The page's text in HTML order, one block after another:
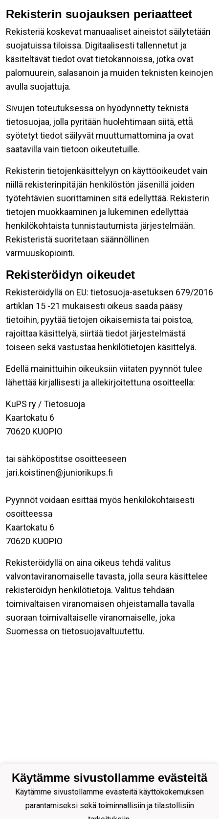
Rekisterin suojauksen periaatteet
Rekisteriä koskevat manuaaliset aineistot säilytetään
suojatuissa tiloissa. Digitaalisesti tallennetut ja
käsiteltävät tiedot ovat tietokannoissa, jotka ovat
palomuurein, salasanoin ja muiden teknisten keinojen
avulla suojattuja.
Sivujen toteutuksessa on hyödynnetty teknistä
tietosuojaa, jolla pyritään huolehtimaan siitä, että̈
syötetyt tiedot säilyvät muuttumattomina ja ovat
saatavilla vain tietoon oikeutetuille.
Rekisterin tietojenkäsittelyyn on käyttöoikeudet vain
niillä rekisterinpitäjän henkilöstön jäsenillä joiden
työtehtävien suorittaminen sitä edellyttää. Rekisterin
tietojen muokkaaminen ja lukeminen edellyttää
henkilökohtaista tunnistautumista järjestelmään.
Rekisteristä suoritetaan säännöllinen
varmuuskopiointi.
Rekisteröidyn oikeudet
Rekisteröidyllä on EU: tietosuoja-asetuksen 679/2016
artiklan 15 -21 mukaisesti oikeus saada pääsy
tietoihin, pyytää tietojen oikaisemista tai poistoa,
rajoittaa käsittelyä, siirtää tiedot järjestelmästä
toiseen sekä vastustaa henkilötietojen käsittelyä.
Edellä mainittuihin oikeuksiin viitaten pyynnöt tulee
lähettää kirjallisesti ja allekirjoitettuna osoitteella:
KuPS ry / Tietosuoja
Kaartokatu 6
70620 KUOPIO
tai sähköpostitse osoitteeseen
jari.koistinen@juniorikups.fi
Pyynnöt voidaan esittää myös henkilökohtaisesti
osoitteessa
Kaartokatu 6
70620 KUOPIO
Rekisteröidyllä on aina oikeus tehdä valitus
valvontaviranomaiselle tavasta, jolla seura käsittelee
rekisteröidyn henkilötietoja. Valitus tehdään
toimivaltaisen viranomaisen ohjeistamalla tavalla
suoraan toimivaltaiselle viranomaiselle, joka
Suomessa on tietosuojavaltuutettu.
Käytämme sivustollamme evästeitä
Käytämme sivustollamme evästeitä käyttökokemuksen
parantamiseksi sekä toiminnallisiin ja tilastollisiin